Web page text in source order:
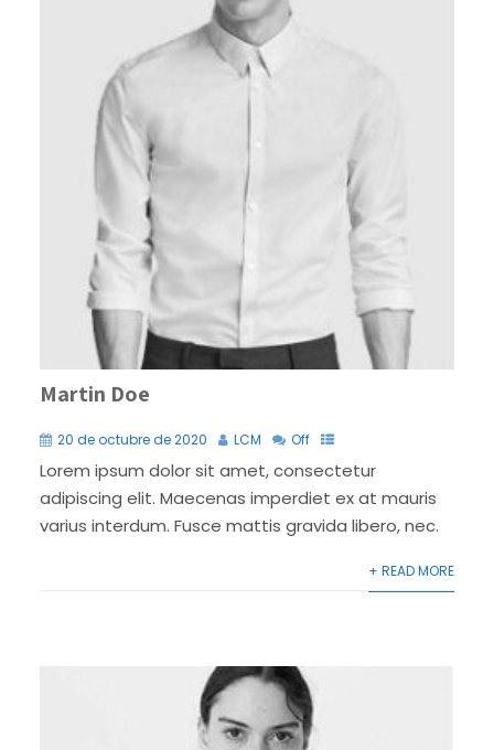
Martin Doe
20 de octubre de 2020 LCM Off
Lorem ipsum dolor sit amet, consectetur
adipiscing elit. Maecenas imperdiet ex at mauris
varius interdum. Fusce mattis gravida libero, nec.
+ READ MORE